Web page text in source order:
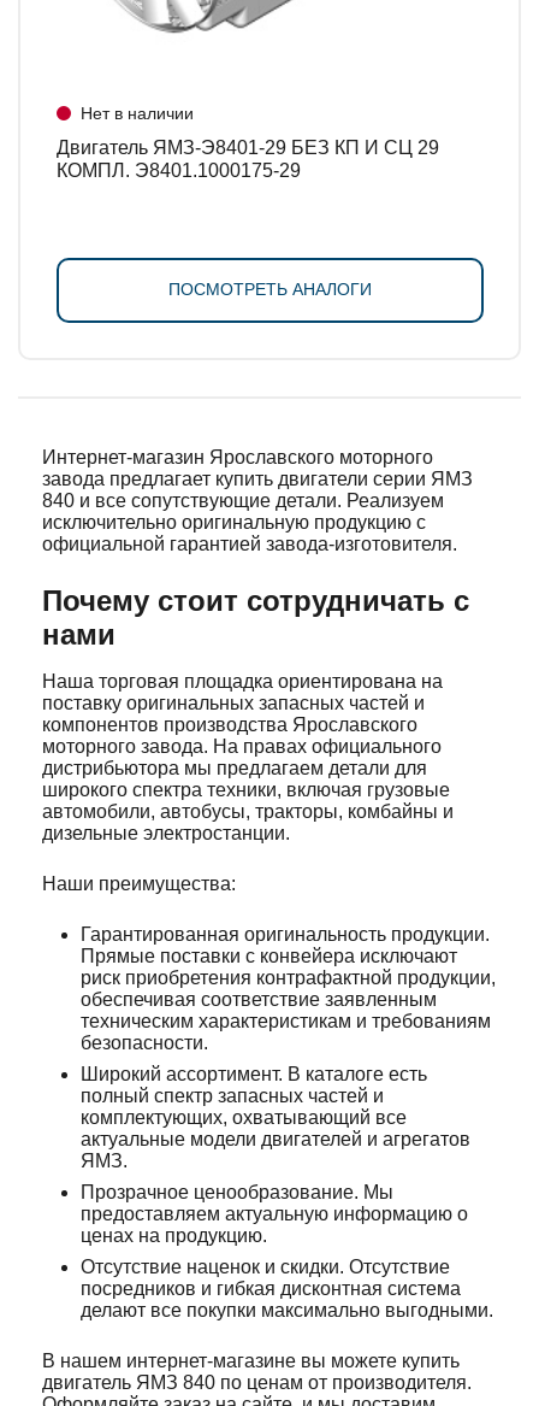
Нет в наличии
Двигатель ЯМЗ-Э8401-29 БЕЗ КП И СЦ 29
КОМПЛ. Э8401.1000175-29
ПОСМОТРЕТЬ АНАЛОГИ
Интернет-магазин Ярославского моторного
завода предлагает купить двигатели серии ЯМЗ
840 и все сопутствующие детали. Реализуем
исключительно оригинальную продукцию с
официальной гарантией завода-изготовителя.
Почему стоит сотрудничать с
нами
Наша торговая площадка ориентирована на
поставку оригинальных запасных частей и
компонентов производства Ярославского
моторного завода. На правах официального
дистрибьютора мы предлагаем детали для
широкого спектра техники, включая грузовые
автомобили, автобусы, тракторы, комбайны и
дизельные электростанции.
Наши преимущества:
Гарантированная оригинальность продукции.
Прямые поставки с конвейера исключают
риск приобретения контрафактной продукции,
обеспечивая соответствие заявленным
техническим характеристикам и требованиям
безопасности.
Широкий ассортимент. В каталоге есть
полный спектр запасных частей и
комплектующих, охватывающий все
актуальные модели двигателей и агрегатов
ЯМЗ.
Прозрачное ценообразование. Мы
предоставляем актуальную информацию о
ценах на продукцию.
Отсутствие наценок и скидки. Отсутствие
посредников и гибкая дисконтная система
делают все покупки максимально выгодными.
В нашем интернет-магазине вы можете купить
двигатель ЯМЗ 840 по ценам от производителя.